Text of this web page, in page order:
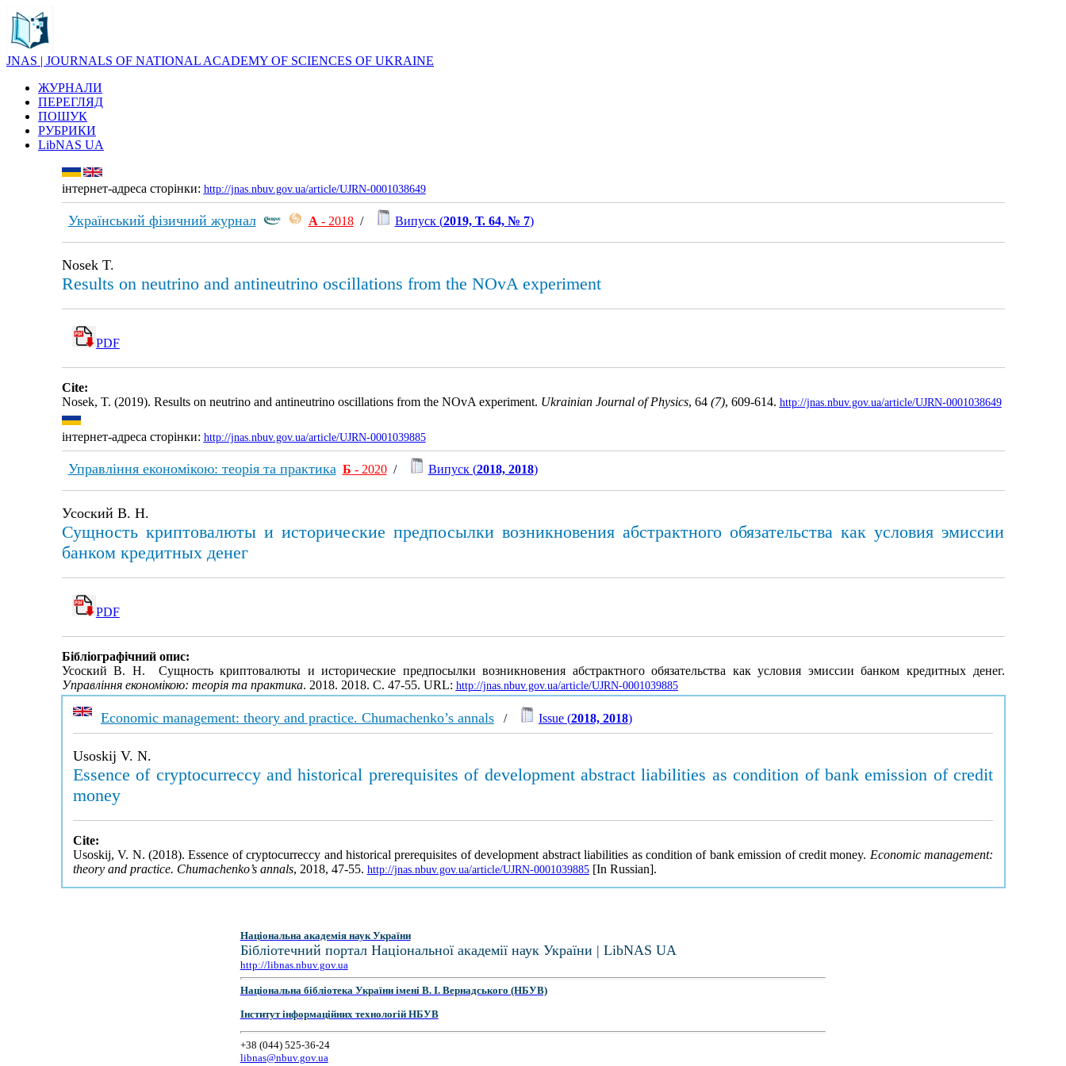
JNAS | JOURNALS OF NATIONAL ACADEMY OF SCIENCES OF UKRAINE
ЖУРНАЛИ
ПЕРЕГЛЯД
ПОШУК
РУБРИКИ
LibNAS UA
інтернет-адреса сторінки: http://jnas.nbuv.gov.ua/article/UJRN-0001038649
Український фізичний журнал А - 2018/ Випуск (2019, Т. 64, № 7)
Nosek T.
Results on neutrino and antineutrino oscillations from the NOvA experiment
PDF
Cite:
Nosek, T. (2019). Results on neutrino and antineutrino oscillations from the NOvA experiment. Ukrainian Journal of Physics, 64 (7), 609-614. http://jnas.nbuv.gov.ua/article/UJRN-0001038649
інтернет-адреса сторінки: http://jnas.nbuv.gov.ua/article/UJRN-0001039885
Управління економікою: теорія та практика Б - 2020/ Випуск (2018, 2018)
Усоский В. Н.
Сущность криптовалюты и исторические предпосылки возникновения абстрактного обязательства как условия эмиссии
банком кредитных денег
PDF
Бібліографічний опис:
Усоский В. Н. Сущность криптовалюты и исторические предпосылки возникновения абстрактного обязательства как условия эмиссии банком кредитных денег.
Управління економікою: теорія та практика. 2018. 2018. С. 47-55. URL: http://jnas.nbuv.gov.ua/article/UJRN-0001039885
Economic management: theory and practice. Chumachenko’s annals/ Issue (2018, 2018)
Usoskij V. N.
Essence of cryptocurreccy and historical prerequisites of development abstract liabilities as condition of bank emission of credit
money
Cite:
Usoskij, V. N. (2018). Essence of cryptocurreccy and historical prerequisites of development abstract liabilities as condition of bank emission of credit money. Economic management:
theory and practice. Chumachenko’s annals, 2018, 47-55. http://jnas.nbuv.gov.ua/article/UJRN-0001039885[In Russian].
Національна академія наук України
Бібліотечний портал Національної академії наук України | LibNAS UA
http://libnas.nbuv.gov.ua
Національна бібліотека України імені В. І. Вернадського (НБУВ)
Інститут інформаційних технологій НБУВ
+38 (044) 525-36-24
libnas@nbuv.gov.ua